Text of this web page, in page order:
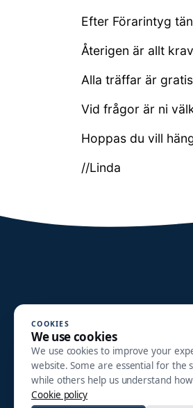
Efter Förarintyg
Återigen är allt
Alla träffar är
Vid frågor är ni
Hoppas du vill
//Linda
COOKIES
We use cookies
We use cookies to improve your
website. Some are essential for the
while others help us understand
Cookie policy